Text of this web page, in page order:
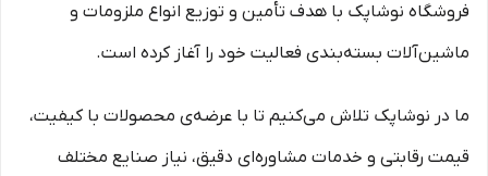
فروشگاه نوشاپک با هدف تأمین و توزیع انواع ملزومات و
ماشین‌آلات بسته‌بندی فعالیت خود را آغاز کرده است.
ما در نوشاپک تلاش می‌کنیم تا با عرضه‌ی محصولات با کیفیت،
قیمت رقابتی و خدمات مشاوره‌ای دقیق، نیاز صنایع مختلف